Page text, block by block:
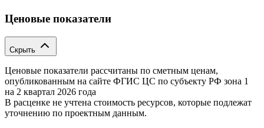
Ценовые показатели
Скрыть
Ценовые показатели рассчитаны по сметным ценам,
опубликованным на сайте ФГИС ЦС по субъекту РФ зона 1
на 2 квартал 2026 года
В расценке не учтена стоимость ресурсов, которые подлежат
уточнению по проектным данным.